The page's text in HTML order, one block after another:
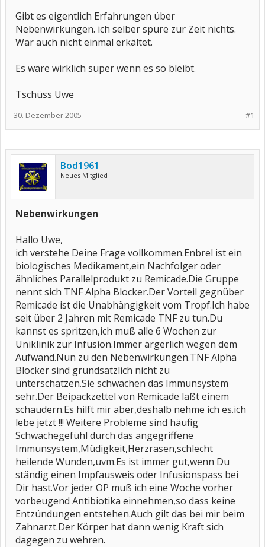
Gibt es eigentlich Erfahrungen über
Nebenwirkungen. ich selber spüre zur Zeit nichts.
War auch nicht einmal erkältet.
Es wäre wirklich super wenn es so bleibt.
Tschüss Uwe
#1
30. Dezember 2005
Bod1961
Neues Mitglied
Nebenwirkungen
Hallo Uwe,
ich verstehe Deine Frage vollkommen.Enbrel ist ein
biologisches Medikament,ein Nachfolger oder
ähnliches Parallelprodukt zu Remicade.Die Gruppe
nennt sich TNF Alpha Blocker.Der Vorteil gegnüber
Remicade ist die Unabhängigkeit vom Tropf.Ich habe
seit über 2 Jahren mit Remicade TNF zu tun.Du
kannst es spritzen,ich muß alle 6 Wochen zur
Uniklinik zur Infusion.Immer ärgerlich wegen dem
Aufwand.Nun zu den Nebenwirkungen.TNF Alpha
Blocker sind grundsätzlich nicht zu
unterschätzen.Sie schwächen das Immunsystem
sehr.Der Beipackzettel von Remicade läßt einem
schaudern.Es hilft mir aber,deshalb nehme ich es.ich
lebe jetzt !!! Weitere Probleme sind häufig
Schwächegefühl durch das angegriffene
Immunsystem,Müdigkeit,Herzrasen,schlecht
heilende Wunden,uvm.Es ist immer gut,wenn Du
ständig einen Impfausweis oder Infusionspass bei
Dir hast.Vor jeder OP muß ich eine Woche vorher
vorbeugend Antibiotika einnehmen,so dass keine
Entzündungen entstehen.Auch gilt das bei mir beim
Zahnarzt.Der Körper hat dann wenig Kraft sich
dagegen zu wehren.